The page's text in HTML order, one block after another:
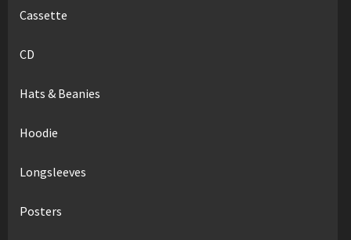
Cassette
CD
Hats & Beanies
Hoodie
Longsleeves
Posters